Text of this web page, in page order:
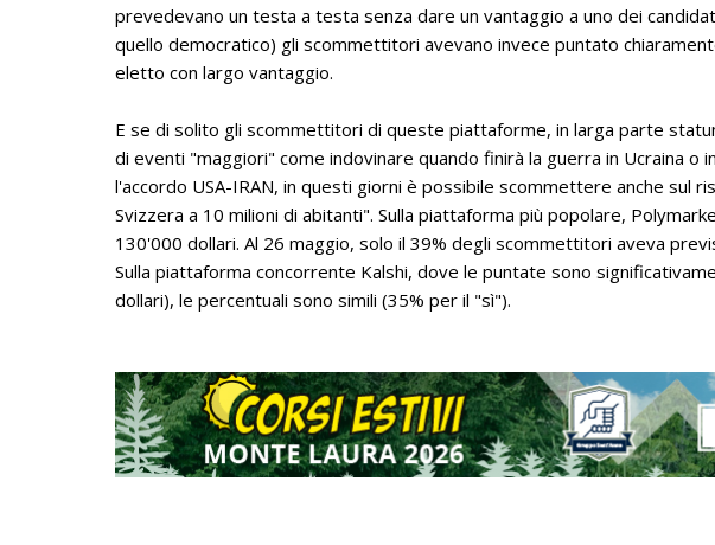
prevedevano un testa a testa senza dare un vantaggio a uno dei
quello democratico) gli scommettitori avevano invece puntato
eletto con largo vantaggio.
E se di solito gli scommettitori di queste piattaforme, in larga parte
di eventi "maggiori" come indovinare quando finirà la guerra in Ucraina o
l'accordo USA-IRAN, in questi giorni è possibile scommettere anche sul
Svizzera a 10 milioni di abitanti". Sulla piattaforma più popolare,
130'000 dollari. Al 26 maggio, solo il 39% degli scommettitori aveva
Sulla piattaforma concorrente Kalshi, dove le puntate sono
dollari), le percentuali sono simili (35% per il "sì").